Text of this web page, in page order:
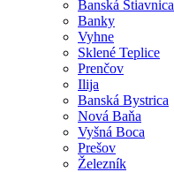
Banská Štiavnica
Banky
Vyhne
Sklené Teplice
Prenčov
Ilija
Banská Bystrica
Nová Baňa
Vyšná Boca
Prešov
Železník